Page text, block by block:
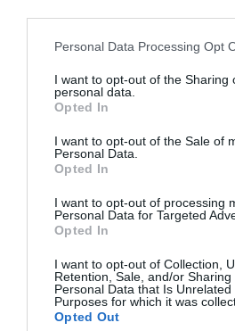
Personal Data Processing Opt
I want to opt-out of the Sharing
personal data.
Opted In
I want to opt-out of the Sale of
Personal Data.
Opted In
I want to opt-out of processing
Personal Data for Targeted
Opted In
I want to opt-out of Collection,
Retention, Sale, and/or Sharing
Personal Data that Is Unrelated
Purposes for which it was
Opted Out
hiperactividad
desde la
déficit de
El estudio DIHANA valida el uso
niños y adolescentes con TDAH
El tratamiento con metilfenidato de
buena respuesta y un buen perfil de
edad pediátrica diagnosticados con
Española1. El trabajo ha sido dirigido por
responsable de la Unidad de Trastornos
Clínica Montpellier (Zaragoza) y
formado por una veintena de
procedentes de diferentes centros de